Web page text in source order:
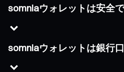
somniaウォレットは安全
somniaウォレットは銀行